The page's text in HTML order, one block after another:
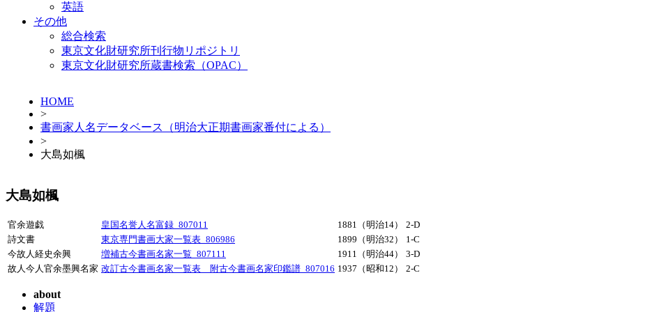
英語
その他
総合検索
東京文化財研究所刊行物リポジトリ
東京文化財研究所蔵書検索（OPAC）
HOME
>
書画家人名データベース（明治大正期書画家番付による）
>
大島如楓
大島如楓
官余遊戯 皇国名誉人名富録_807011 1881（明治14）
2-D
詩文書
東京専門書画大家一覧表_806986 1899（明治32）
1-C
今故人経史余興
増補古今書画名家一覧_807111 1911（明治44）
3-D
故人今人官余墨興名家 改訂古今書画名家一覧表 附古今書画名家印鑑譜_807016 1937（昭和12） 2-C
about
解題